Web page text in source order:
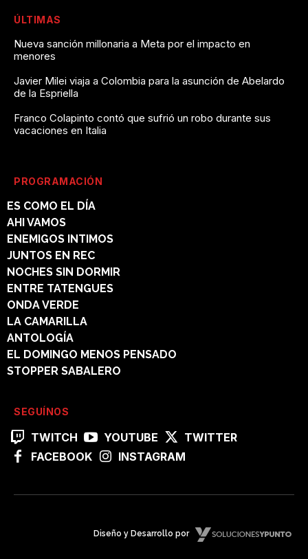
ÚLTIMAS
Nueva sanción millonaria a Meta por el impacto en
menores
Javier Milei viaja a Colombia para la asunción de Abelardo
de la Espriella
Franco Colapinto contó que sufrió un robo durante sus
vacaciones en Italia
PROGRAMACIÓN
ES COMO EL DÍA
AHI VAMOS
ENEMIGOS INTIMOS
JUNTOS EN REC
NOCHES SIN DORMIR
ENTRE TATENGUES
ONDA VERDE
LA CAMARILLA
ANTOLOGÍA
EL DOMINGO MENOS PENSADO
STOPPER SABALERO
SEGUÍNOS
TWITCH YOUTUBE
TWITTER
FACEBOOK
INSTAGRAM
Diseño y Desarrollo por